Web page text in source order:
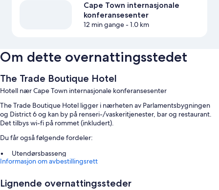
Cape Town internasjonale
konferansesenter
12 min gange- 1.0 km
Om dette overnattingsstedet
The Trade Boutique Hotel
Hotell nær Cape Town internasjonale konferansesenter
The Trade Boutique Hotel ligger i nærheten av Parlamentsbygningen
og District 6 og kan by på renseri-/vaskeritjenester, bar og restaurant.
Det tilbys wi-fi på rommet (inkludert).
Du får også følgende fordeler:
Utendørsbasseng
Døgnåpen resepsjon, bagasjeoppbevaring og røykfritt område
Naturreservat
Informasjon om avbestillingsrett
Lignende overnattingssteder